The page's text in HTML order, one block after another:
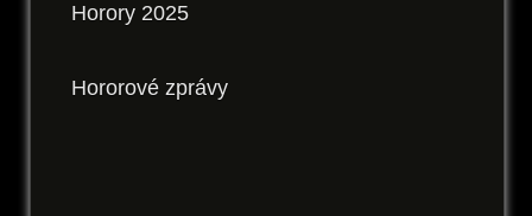
Horory 2025
Hororové zprávy